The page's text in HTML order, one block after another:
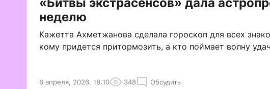
неделю
Кажетта Ахметжанова сделала гороскоп для всех
кому придется притормозить, а кто поймает волну
6 апреля, 2026, 18:10 348 Обсудить